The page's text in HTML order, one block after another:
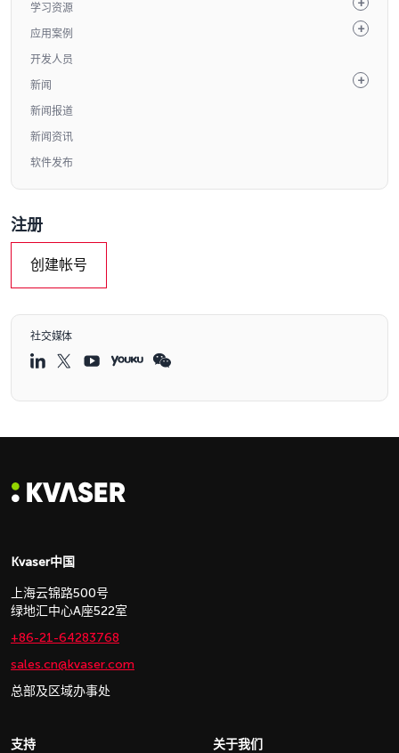
学习资源
应用案例
开发人员
新闻
新闻报道
新闻资讯
软件发布
注册
创建帐号
社交媒体
Kvaser中国
上海云锦路500号
绿地汇中心A座522室
+86-21-64283768
sales.cn@kvaser.com
总部及区域办事处
支持 关于我们